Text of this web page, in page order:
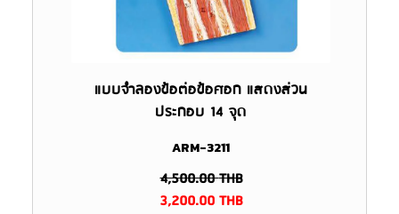
แบบจำลองข้อต่อข้อศอก แสดงส่วน
ประกอบ 14 จุด
ARM-3211
4,500.00THB
3,200.00THB